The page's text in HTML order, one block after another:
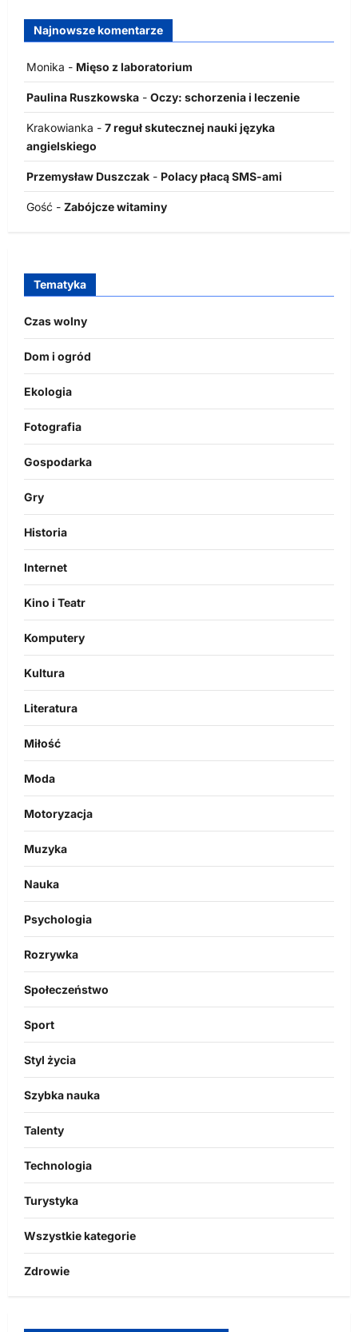
Najnowsze komentarze
Monika - Mięso z laboratorium
Paulina Ruszkowska - Oczy: schorzenia i leczenie
Krakowianka - 7 reguł skutecznej nauki języka
angielskiego
Przemysław Duszczak - Polacy płacą SMS-ami
Gość - Zabójcze witaminy
Tematyka
Czas wolny
Dom i ogród
Ekologia
Fotografia
Gospodarka
Gry
Historia
Internet
Kino i Teatr
Komputery
Kultura
Literatura
Miłość
Moda
Motoryzacja
Muzyka
Nauka
Psychologia
Rozrywka
Społeczeństwo
Sport
Styl życia
Szybka nauka
Talenty
Technologia
Turystyka
Wszystkie kategorie
Zdrowie